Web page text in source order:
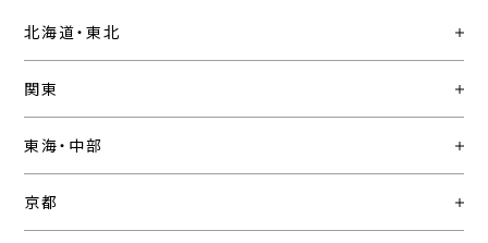
北海道・東北
関東
東海・中部
京都